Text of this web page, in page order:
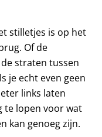
stilletjes is op het
Of de
straten tussen
je echt even geen
links laten
te lopen voor wat
kan genoeg zijn.